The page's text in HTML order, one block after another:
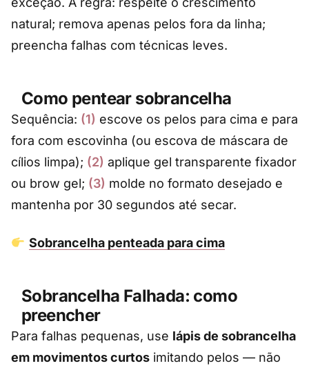
natural; remova apenas pelos fora da linha;
preencha falhas com técnicas leves.
Como pentear sobrancelha
Sequência: (1) escove os pelos para cima e para
fora com escovinha (ou escova de máscara de
cílios limpa); (2) aplique gel transparente fixador
ou brow gel; (3) molde no formato desejado e
mantenha por 30 segundos até secar.
Sobrancelha penteada para cima
Sobrancelha Falhada: como
preencher
Para falhas pequenas, use lápis de sobrancelha
em movimentos curtos imitando pelos — não